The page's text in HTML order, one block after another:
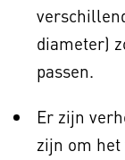
diameter)
passen.
Er zijn
zijn om het